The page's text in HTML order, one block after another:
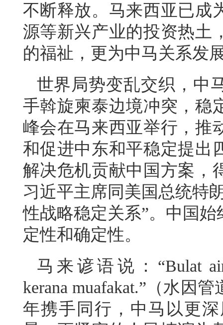
不断释放。马来西亚已成
源等新兴产业的投资热土
的福祉，更为中马关系发
世界局势变乱交织，中
手斡旋柬泰边境冲突，
峰会在马来西亚举行，推
和促进中东和平稳定提出
解决危机贡献中国方案，
习近平主席同美国总统特
性战略稳定关系”。中国
定性和确定性。
马来谚语说：“Bulat air
kerana muafakat.”（水因
年携手同行，中马以更